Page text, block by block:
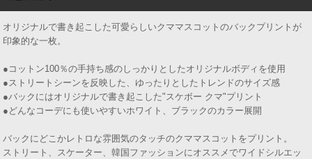
オリジナルで書き起こした可愛らしいクママスコットのバックプリントが
印象的な一枚。
●コットン100％の手持ち感のしっかりとしたオリジナルボディを使用
●ストリートシーンを反映した、ゆったりとしたトレンドのサイズ感
●バックにはオリジナルで書き起こした"スケボー クマ"プリント
●どんなコーデにも使いやすいホワイト、ブラックのカラー展開
バックにどこかレトロな雰囲気のタッチのクママスコットをプリント。
ストリート、スケーター、韓国ファッションにオススメでワイドシルエッ